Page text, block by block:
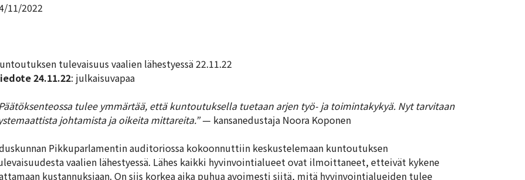
11/2022
tulevaisuus vaalien lähestyessä 22.11.22
24.11.22: julkaisuvapaa
tulee ymmärtää, että kuntoutuksella tuetaan arjen työ- ja toimintakykyä. Nyt tarvitaan
johtamista ja oikeita mittareita.”— kansanedustaja Noora Koponen
Pikkuparlamentin auditoriossa kokoonnuttiin keskustelemaan kuntoutuksen
vaalien lähestyessä. Lähes kaikki hyvinvointialueet ovat ilmoittaneet, etteivät kykene
kustannuksiaan. On siis korkea aika puhua avoimesti siitä, mitä hyvinvointialueiden tulee